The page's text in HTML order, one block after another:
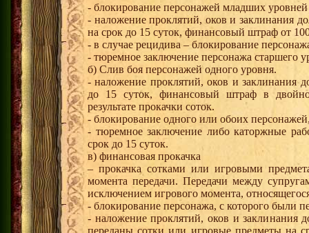
- блокирование персонажей младших уровней
- наложение проклятий, оков и заклинания
на срок до 15 суток, финансовый штраф от
- в случае рецидива – блокирование
- тюремное заключение персонажа старшего
б) Слив боя персонажей одного уровня.
- наложение проклятий, оков и заклинания
до 15 суток, финансовый штраф в
результате прокачки соток.
- блокирование одного или обоих
- тюремное заключение либо каторжные
срок до 15 суток.
в) финансовая прокачка
– прокачка сотками или игровыми
момента передачи. Передачи между
исключением игрового момента,
- блокирование персонажа, с которого были
- наложение проклятий, оков и заклинания
переданы сотки или игровые предметы на